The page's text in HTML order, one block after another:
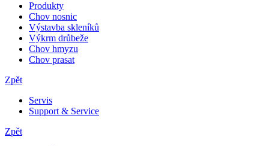
Produkty
Chov nosnic
Výstavba skleníků
Výkrm drůbeže
Chov hmyzu
Chov prasat
Zpět
Servis
Support & Service
Zpět